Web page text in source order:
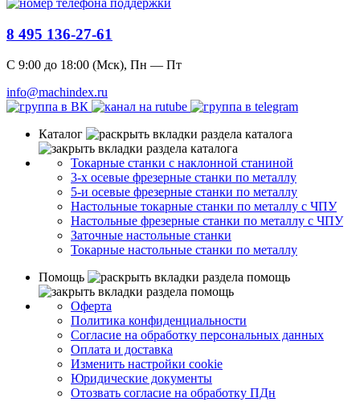
8 495 136-27-61
С 9:00 до 18:00 (Мск), Пн — Пт
info@machindex.ru
Каталог
Токарные станки с наклонной станиной
3-х осевые фрезерные станки по металлу
5-и осевые фрезерные станки по металлу
Настольные токарные станки по металлу с ЧПУ
Настольные фрезерные станки по металлу с ЧПУ
Заточные настольные станки
Токарные настольные станки по металлу
Помощь
Оферта
Политика конфиденциальности
Согласие на обработку персональных данных
Оплата и доставка
Изменить настройки cookie
Юридические документы
Отозвать согласие на обработку ПДн